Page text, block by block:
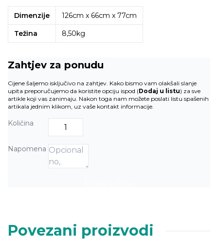
Dimenzije 126cm x 66cm x 77cm
Težina 8,50kg
Zahtjev za ponudu
Cijene šaljemo isključivo na zahtjev. Kako bismo vam olakšali slanje
upita preporučujemo da koristite opciju ispod (Dodaj u listu) za sve
artikle koji vas zanimaju. Nakon toga nam možete poslati listu spašenih
artikala jednim klikom, uz vaše kontakt informacije.
Količina
Napomena
Povezani proizvodi